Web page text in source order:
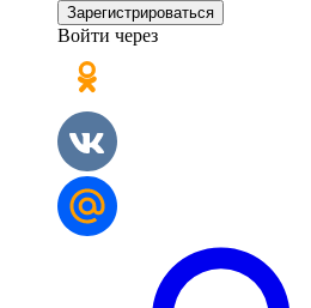
Зарегистрироваться
Войти через